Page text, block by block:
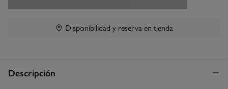
Disponibilidad y reserva en tienda
Descripción